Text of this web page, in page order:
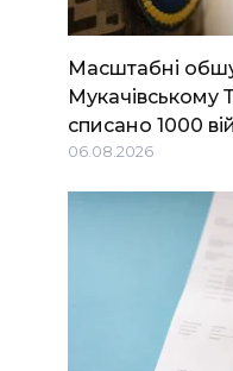
Масштабні
Мукачівському
списано 1000
06.08.2026